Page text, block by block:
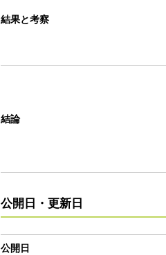
結果と考察
結論
公開日・更新日
公開日